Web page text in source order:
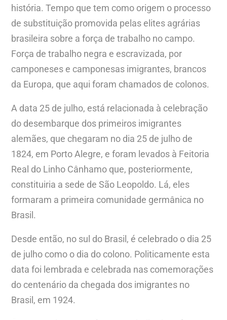
história. Tempo que tem como origem o processo
de substituição promovida pelas elites agrárias
brasileira sobre a força de trabalho no campo.
Força de trabalho negra e escravizada, por
camponeses e camponesas imigrantes, brancos
da Europa, que aqui foram chamados de colonos.
A data 25 de julho, está relacionada à celebração
do desembarque dos primeiros imigrantes
alemães, que chegaram no dia 25 de julho de
1824, em Porto Alegre, e foram levados à Feitoria
Real do Linho Cânhamo que, posteriormente,
constituiria a sede de São Leopoldo. Lá, eles
formaram a primeira comunidade germânica no
Brasil.
Desde então, no sul do Brasil, é celebrado o dia 25
de julho como o dia do colono. Politicamente esta
data foi lembrada e celebrada nas comemorações
do centenário da chegada dos imigrantes no
Brasil, em 1924.